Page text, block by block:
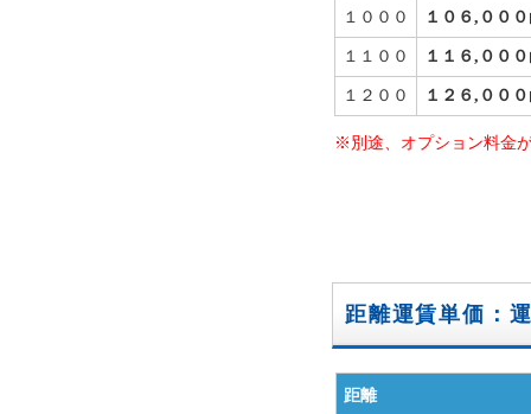
１０００ １０６,０００
１１００ １１６,０００
１２００ １２６,０００
※別途、オプション料金
距離運賃単価：
距離